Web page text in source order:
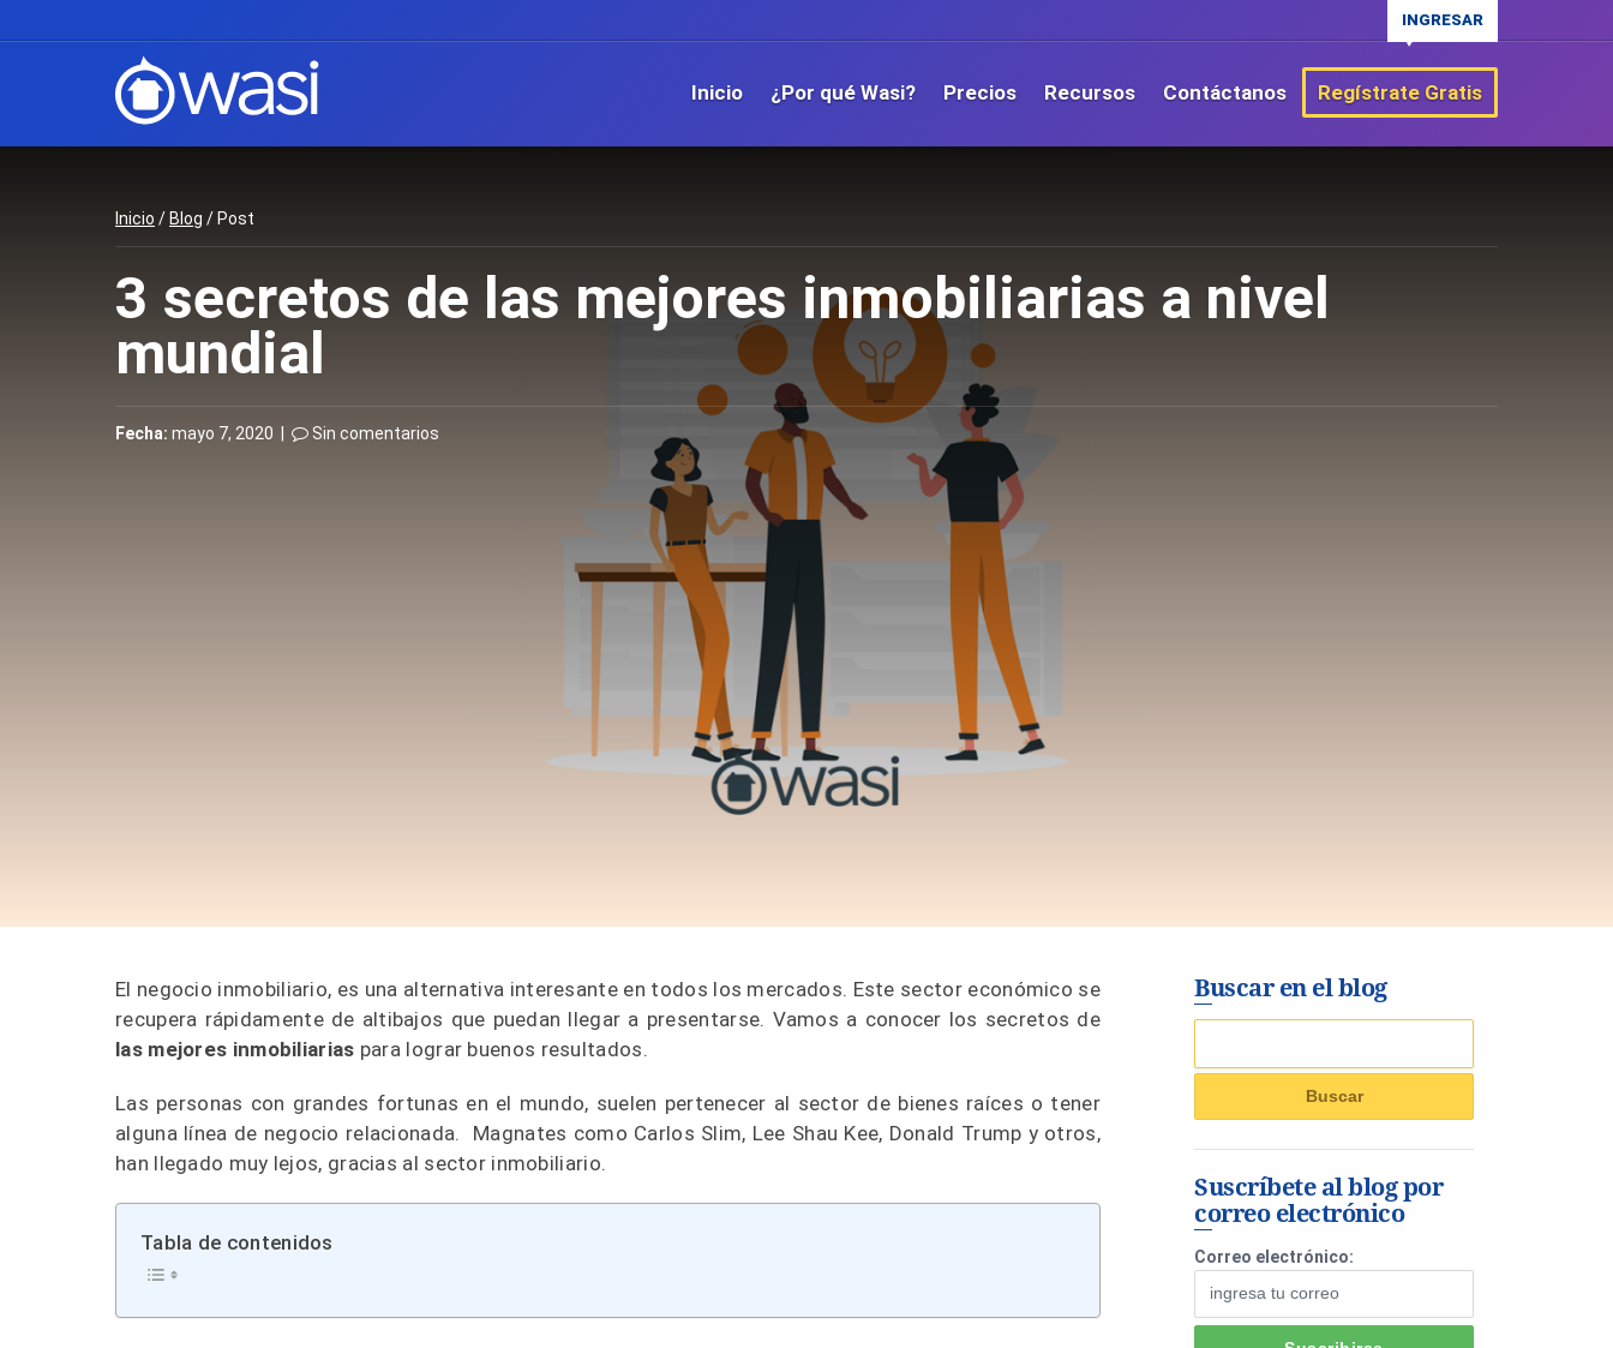
INGRESAR
Inicio ¿Por qué Wasi? Precios Recursos Contáctanos Regístrate Gratis
Inicio / Blog / Post
3 secretos de las mejores inmobiliarias a nivel
mundial
Fecha: mayo 7, 2020 | Sin comentarios
El negocio inmobiliario, es una alternativa interesante en todos los mercados. Este sector económico se
recupera rápidamente de altibajos que puedan llegar a presentarse. Vamos a conocer los secretos de
las mejores inmobiliarias para lograr buenos resultados.
Las personas con grandes fortunas en el mundo, suelen pertenecer al sector de bienes raíces o tener
alguna línea de negocio relacionada. Magnates como Carlos Slim, Lee Shau Kee, Donald Trump y otros,
han llegado muy lejos, gracias al sector inmobiliario.
Tabla de contenidos
Buscar en el blog
Suscríbete al blog por
correo electrónico
Correo electrónico: